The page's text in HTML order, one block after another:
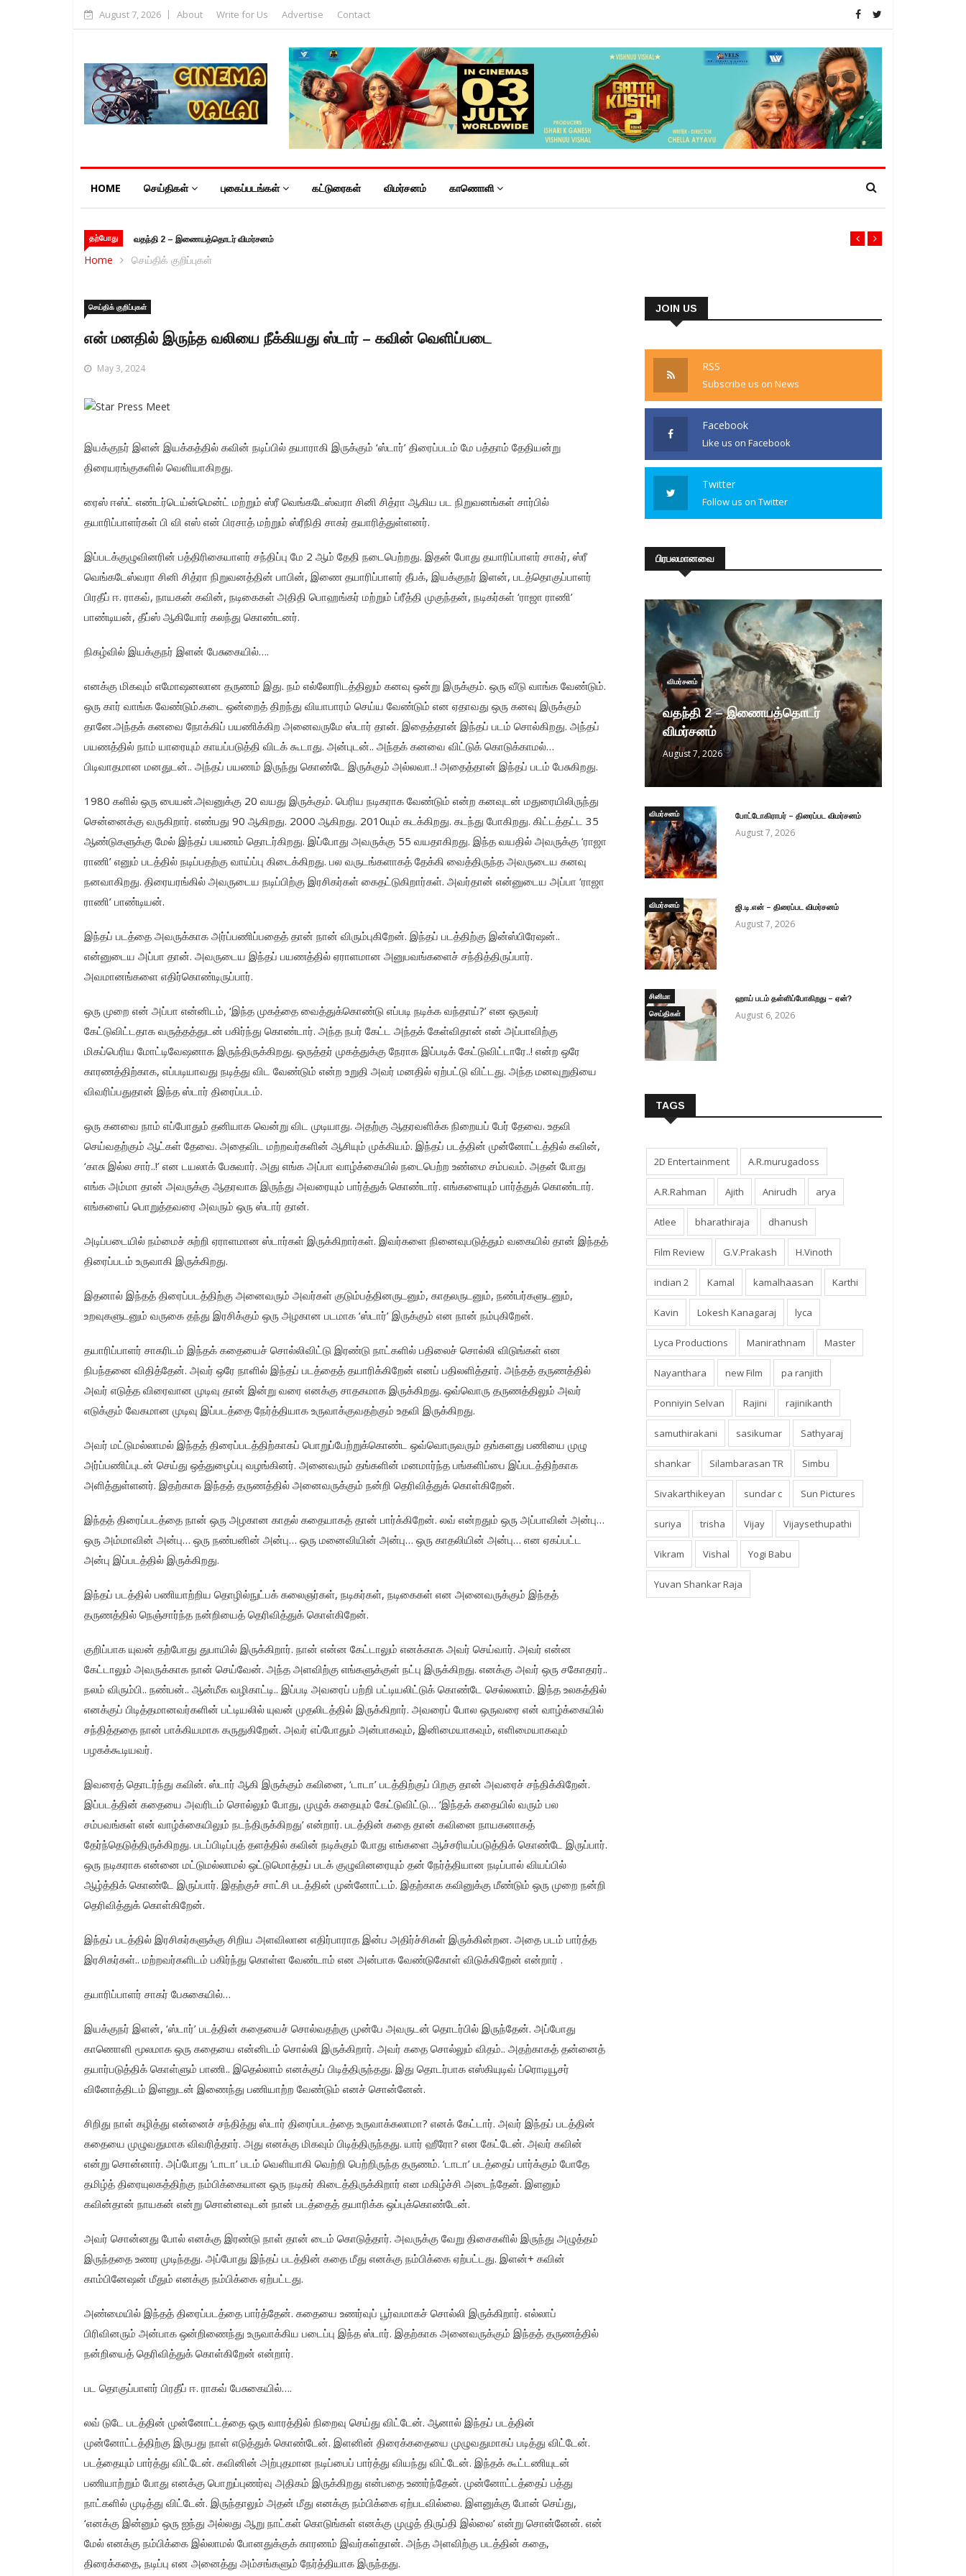
August 7, 2026 About Write for Us Advertise Contact
HOME செய்திகள் புகைப்படங்கள் கட்டுரைகள் விமர்சனம் காணொளி
தற்போது போட்டோகிராபர் – திரைப்பட விமர்சனம்
Home செய்திக் குறிப்புகள்
செய்திக் குறிப்புகள்
என் மனதில் இருந்த வலியை நீக்கியது ஸ்டார் – கவின் வெளிப்படை
May 3, 2024
இயக்குநர் இளன் இயக்கத்தில் கவின் நடிப்பில் தயாராகி இருக்கும் ‘ஸ்டார்’ திரைப்படம் மே பத்தாம் தேதியன்று
திரையரங்குகளில் வெளியாகிறது.
ரைஸ் ஈஸ்ட் எண்டர்டெய்ன்மென்ட் மற்றும் ஸ்ரீ வெங்கடேஸ்வரா சினி சித்ரா ஆகிய பட நிறுவனங்கள் சார்பில்
தயாரிப்பாளர்கள் பி வி எஸ் என் பிரசாத் மற்றும் ஸ்ரீநிதி சாகர் தயாரித்துள்ளனர்.
இப்படக்குழுவினரின் பத்திரிகையாளர் சந்திப்பு மே 2 ஆம் தேதி நடைபெற்றது. இதன் போது தயாரிப்பாளர் சாகர், ஸ்ரீ
வெங்கடேஸ்வரா சினி சித்ரா நிறுவனத்தின் பாபின், இணை தயாரிப்பாளர் தீபக், இயக்குநர் இளன், படத்தொகுப்பாளர்
பிரதீப் ஈ. ராகவ், நாயகன் கவின், நடிகைகள் அதிதி பொஹங்கர் மற்றும் ப்ரீத்தி முகுந்தன், நடிகர்கள் ‘ராஜா ராணி’
பாண்டியன், தீப்ஸ் ஆகியோர் கலந்து கொண்டனர்.
நிகழ்வில் இயக்குநர் இளன் பேசுகையில்….
எனக்கு மிகவும் எமோஷனலான தருணம் இது. நம் எல்லோரிடத்திலும் கனவு ஒன்று இருக்கும். ஒரு வீடு வாங்க வேண்டும்.
ஒரு கார் வாங்க வேண்டும்.கடை ஒன்றைத் திறந்து வியாபாரம் செய்ய வேண்டும் என ஏதாவது ஒரு கனவு இருக்கும்
தானே.அந்தக் கனவை நோக்கிப் பயணிக்கிற அனைவருமே ஸ்டார் தான். இதைத்தான் இந்தப் படம் சொல்கிறது. அந்தப்
பயணத்தில் நாம் யாரையும் காயப்படுத்தி விடக் கூடாது. அன்புடன்.. அந்தக் கனவை விட்டுக் கொடுக்காமல்…
பிடிவாதமான மனதுடன்.. அந்தப் பயணம் இருந்து கொண்டே இருக்கும் அல்லவா..! அதைத்தான் இந்தப் படம் பேசுகிறது.
1980 களில் ஒரு பையன்.அவனுக்கு 20 வயது இருக்கும். பெரிய நடிகராக வேண்டும் என்ற கனவுடன் மதுரையிலிருந்து
சென்னைக்கு வருகிறார். எண்பது 90 ஆகிறது. 2000 ஆகிறது. 2010யும் கடக்கிறது. கடந்து போகிறது. கிட்டத்தட்ட 35
ஆண்டுகளுக்கு மேல் இந்தப் பயணம் தொடர்கிறது. இப்போது அவருக்கு 55 வயதாகிறது. இந்த வயதில் அவருக்கு ‘ராஜா
ராணி’ எனும் படத்தில் நடிப்பதற்கு வாய்ப்பு கிடைக்கிறது. பல வருடங்களாகத் தேக்கி வைத்திருந்த அவருடைய கனவு
நனவாகிறது. திரையரங்கில் அவருடைய நடிப்பிற்கு இரசிகர்கள் கைதட்டுகிறார்கள். அவர்தான் என்னுடைய அப்பா ‘ராஜா
ராணி’ பாண்டியன்.
இந்தப் படத்தை அவருக்காக அர்ப்பணிப்பதைத் தான் நான் விரும்புகிறேன். இந்தப் படத்திற்கு இன்ஸ்பிரேஷன்..
என்னுடைய அப்பா தான். அவருடைய இந்தப் பயணத்தில் ஏராளமான அனுபவங்களைச் சந்தித்திருப்பார்.
அவமானங்களை எதிர்கொண்டிருப்பார்.‌
ஒரு முறை என் அப்பா என்னிடம், ‘இந்த முகத்தை வைத்துக்கொண்டு எப்படி நடிக்க வந்தாய்?’ என ஒருவர்
கேட்டுவிட்டதாக வருத்தத்துடன் பகிர்ந்து கொண்டார். அந்த நபர் கேட்ட அந்தக் கேள்விதான் என் அப்பாவிற்கு
மிகப்பெரிய மோட்டிவேஷனாக இருந்திருக்கிறது. ஒருத்தர் முகத்துக்கு நேராக இப்படிக் கேட்டுவிட்டாரே..! என்ற ஒரே
காரணத்திற்காக, எப்படியாவது நடித்து விட வேண்டும் என்ற உறுதி அவர் மனதில் ஏற்பட்டு விட்டது. அந்த மனவுறுதியை
விவரிப்பதுதான் இந்த ஸ்டார் திரைப்படம்.
ஒரு கனவை நாம் எப்போதும் தனியாக வென்று விட முடியாது. அதற்கு ஆதரவளிக்க நிறையப் பேர் தேவை. உதவி
செய்வதற்கும் ஆட்கள் தேவை. அதைவிட மற்றவர்களின் ஆசியும் முக்கியம்.‌ இந்தப் படத்தின் முன்னோட்டத்தில் கவின்,
‘காசு இல்ல சார்..!’ என டயலாக் பேசுவார். அது எங்க அப்பா வாழ்க்கையில் நடைபெற்ற உண்மை சம்பவம். அதன் போது
எங்க அம்மா தான் அவருக்கு ஆதரவாக இருந்து அவரையும் பார்த்துக் கொண்டார். எங்களையும் பார்த்துக் கொண்டார்.
எங்களைப் பொறுத்தவரை அவரும் ஒரு ஸ்டார் தான்.
அடிப்படையில் நம்மைச் சுற்றி ஏராளமான ஸ்டார்கள் இருக்கிறார்கள். இவர்களை நினைவுபடுத்தும் வகையில் தான் இந்தத்
திரைப்படம் உருவாகி இருக்கிறது.
இதனால் இந்தத் திரைப்படத்திற்கு அனைவரும் அவர்கள் குடும்பத்தினருடனும், காதலருடனும், நண்பர்களுடனும்,
உறவுகளுடனும் வருகை தந்து இரசிக்கும் ஒரு அழகான படமாக ‘ஸ்டார்’ இருக்கும் என நான் நம்புகிறேன்.
தயாரிப்பாளர் சாகரிடம் இந்தக் கதையைச் சொல்லிவிட்டு இரண்டு நாட்களில் பதிலைச் சொல்லி விடுங்கள் என
நிபந்தனை விதித்தேன். அவர் ஒரே நாளில் இந்தப் படத்தைத் தயாரிக்கிறேன் எனப் பதிலளித்தார். அந்தத் தருணத்தில்
அவர் எடுத்த விரைவான முடிவு தான் இன்று வரை எனக்கு சாதகமாக இருக்கிறது. ஒவ்வொரு தருணத்திலும் அவர்
எடுக்கும் வேகமான முடிவு இப்படத்தை நேர்த்தியாக உருவாக்குவதற்கும் உதவி இருக்கிறது.
அவர் மட்டுமல்லாமல் இந்தத் திரைப்படத்திற்காகப் பொறுப்பேற்றுக்கொண்ட ஒவ்வொருவரும் தங்களது பணியை முழு
அர்ப்பணிப்புடன் செய்து ஒத்துழைப்பு வழங்கினர்.‌ அனைவரும் தங்களின் மனமார்ந்த பங்களிப்பை இப்படத்திற்காக
அளித்துள்ளனர். இதற்காக இந்தத் தருணத்தில் அனைவருக்கும் நன்றி தெரிவித்துக் கொள்கிறேன்.
இந்தத் திரைப்படத்தை நான் ஒரு அழகான காதல் கதையாகத் தான் பார்க்கிறேன். லவ் என்றதும் ஒரு அப்பாவின் அன்பு…
ஒரு அம்மாவின் அன்பு… ஒரு நண்பனின் அன்பு… ஒரு மனைவியின் அன்பு… ஒரு காதலியின் அன்பு… என ஏகப்பட்ட
அன்பு இப்படத்தில் இருக்கிறது.
இந்தப் படத்தில் பணியாற்றிய தொழில்நுட்பக் கலைஞர்கள், நடிகர்கள், நடிகைகள் என அனைவருக்கும் இந்தத்
தருணத்தில் நெஞ்சார்ந்த நன்றியைத் தெரிவித்துக் கொள்கிறேன்.
குறிப்பாக யுவன் தற்போது துபாயில் இருக்கிறார். நான் என்ன கேட்டாலும் எனக்காக அவர் செய்வார். அவர் என்ன
கேட்டாலும் அவருக்காக நான் செய்வேன்.‌ அந்த அளவிற்கு எங்களுக்குள் நட்பு இருக்கிறது. எனக்கு அவர் ஒரு சகோதரர்..
நலம் விரும்பி.. நண்பன்.. ஆன்மீக வழிகாட்டி.. இப்படி அவரைப் பற்றி பட்டியலிட்டுக் கொண்டே செல்லலாம்.‌ இந்த உலகத்தில்
எனக்குப் பிடித்தமானவர்களின் பட்டியலில் யுவன் முதலிடத்தில் இருக்கிறார். அவரைப் போல ஒருவரை என் வாழ்க்கையில்
சந்தித்ததை நான் பாக்கியமாக கருதுகிறேன்.‌ அவர் எப்போதும் அன்பாகவும், இனிமையாகவும், எளிமையாகவும்
பழகக்கூடியவர்.‌
இவரைத் தொடர்ந்து கவின். ஸ்டார் ஆகி இருக்கும் கவினை, ‘டாடா’ படத்திற்குப் பிறகு தான் அவரைச் சந்திக்கிறேன்.
இப்படத்தின் கதையை அவரிடம் சொல்லும் போது, முழுக் கதையும் கேட்டுவிட்டு… ‘இந்தக் கதையில் வரும் பல
சம்பவங்கள் என் வாழ்க்கையிலும் நடந்திருக்கிறது’ என்றார். படத்தின் கதை தான் கவினை நாயகனாகத்
தேர்ந்தெடுத்திருக்கிறது. படப்பிடிப்புத் தளத்தில் கவின் நடிக்கும் போது எங்களை ஆச்சரியப்படுத்திக் கொண்டே இருப்பார்.
ஒரு நடிகராக என்னை மட்டுமல்லாமல் ஒட்டுமொத்தப் படக் குழுவினரையும் தன் நேர்த்தியான நடிப்பால் வியப்பில்
ஆழ்த்திக் கொண்டே இருப்பார். இதற்குச் சாட்சி படத்தின் முன்னோட்டம். இதற்காக கவினுக்கு மீண்டும் ஒரு முறை நன்றி
தெரிவித்துக் கொள்கிறேன்.‌
இந்தப் படத்தில் இரசிகர்களுக்கு சிறிய அளவிலான எதிர்பாராத இன்ப அதிர்ச்சிகள் இருக்கின்றன. அதை படம் பார்த்த
இரசிகர்கள்.. மற்றவர்களிடம் பகிர்ந்து கொள்ள வேண்டாம் என அன்பாக வேண்டுகோள் விடுக்கிறேன் என்றார் .
தயாரிப்பாளர் சாகர் பேசுகையில்…
இயக்குநர் இளன், ‘ஸ்டார்’ படத்தின் கதையைச் சொல்வதற்கு முன்பே அவருடன் தொடர்பில் இருந்தேன். அப்போது
காணொளி மூலமாக ஒரு கதையை என்னிடம் சொல்லி இருக்கிறார். அவர் கதை சொல்லும் விதம்.. அதற்காகத் தன்னைத்
தயார்படுத்திக் கொள்ளும் பாணி.. இதெல்லாம் எனக்குப் பிடித்திருந்தது. இது தொடர்பாக எஸ்கியுடிவ் ப்ரொடியூசர்
வினோத்திடம் இளனுடன் இணைந்து பணியாற்ற வேண்டும் எனச் சொன்னேன்.
சிறிது நாள் கழித்து என்னைச் சந்தித்து ஸ்டார் திரைப்படத்தை உருவாக்கலாமா? எனக் கேட்டார்.‌ அவர் இந்தப் படத்தின்
கதையை முழுவதுமாக விவரித்தார். அது எனக்கு மிகவும் பிடித்திருந்தது. யார் ஹீரோ? என கேட்டேன். அவர் கவின்
என்று சொன்னார். அப்போது ‘டாடா’ படம் வெளியாகி வெற்றி பெற்றிருந்த தருணம். ‘டாடா’ படத்தைப் பார்க்கும் போதே
தமிழ்த் திரையுலகத்திற்கு நம்பிக்கையான ஒரு நடிகர் கிடைத்திருக்கிறார் என மகிழ்ச்சி அடைந்தேன். இளனும்
கவின்தான் நாயகன் என்று சொன்னவுடன் நான் படத்தைத் தயாரிக்க ஒப்புக்கொண்டேன்.
அவர் சொன்னது போல் எனக்கு இரண்டு நாள் தான் டைம் கொடுத்தார். அவருக்கு வேறு திசைகளில் இருந்து அழுத்தம்
இருந்ததை உணர முடிந்தது. அப்போது இந்தப் படத்தின் கதை மீது எனக்கு நம்பிக்கை ஏற்பட்டது. இளன்+ கவின்
காம்பினேஷன் மீதும் எனக்கு நம்பிக்கை ஏற்பட்டது.
அண்மையில் இந்தத் திரைப்படத்தை பார்த்தேன். கதையை உணர்வுப் பூர்வமாகச் சொல்லி இருக்கிறார். எல்லாப்
பிரிவினரும் அன்பாக ஒன்றிணைந்து உருவாக்கிய படைப்பு இந்த ஸ்டார். இதற்காக அனைவருக்கும் இந்தத் தருணத்தில்
நன்றியைத் தெரிவித்துக் கொள்கிறேன் என்றார்.
பட தொகுப்பாளர் பிரதீப் ஈ. ராகவ் பேசுகையில்….
லவ் டுடே படத்தின் முன்னோட்டத்தை ஒரு வாரத்தில் நிறைவு செய்து விட்டேன். ஆனால் இந்தப் படத்தின்
முன்னோட்டத்திற்கு இருபது நாள் எடுத்துக் கொண்டேன். இளனின் திரைக்கதையை முழுவதுமாகப் படித்து விட்டேன்.
படத்தையும் பார்த்து விட்டேன். கவினின் அற்புதமான நடிப்பைப் பார்த்து வியந்து விட்டேன். இந்தக் கூட்டணியுடன்
பணியாற்றும் போது எனக்கு பொறுப்புணர்வு அதிகம் இருக்கிறது என்பதை உணர்ந்தேன். முன்னோட்டத்தைப் பத்து
நாட்களில் முடித்து விட்டேன். இருந்தாலும் அதன் மீது எனக்கு நம்பிக்கை ஏற்படவில்லை. இளனுக்கு போன் செய்து,
‘எனக்கு இன்னும் ஒரு ஐந்து அல்லது ஆறு நாட்கள் கொடுங்கள் எனக்கு முழுத் திருப்தி இல்லை’ என்று சொன்னேன். என்
மேல் எனக்கு நம்பிக்கை இல்லாமல் போனதுக்குக் காரணம் இவர்கள்தான். அந்த அளவிற்கு படத்தின் கதை,
திரைக்கதை, நடிப்பு என அனைத்து அம்சங்களும் நேர்த்தியாக இருந்தது.
JOIN US
RSS
Subscribe us on News
Facebook
Like us on Facebook
Twitter
Follow us on Twitter
பிரபலமானவை
விமர்சனம்
வதந்தி 2 – இணையத்தொடர்
விமர்சனம்
August 7, 2026
விமர்சனம் போட்டோகிராபர் – திரைப்பட விமர்சனம்
August 7, 2026
விமர்சனம் ஜி.டி.என் – திரைப்பட விமர்சனம்
August 7, 2026
சினிமா
செய்திகள்
ஹாய் படம் தள்ளிப்போகிறது – ஏன்?
August 6, 2026
TAGS
2D Entertainment A.R.murugadoss
A.R.Rahman Ajith Anirudh arya
Atlee bharathiraja dhanush
Film Review G.V.Prakash H.Vinoth
indian 2 Kamal kamalhaasan Karthi
Kavin Lokesh Kanagaraj lyca
Lyca Productions Manirathnam Master
Nayanthara new Film pa ranjith
Ponniyin Selvan Rajini rajinikanth
samuthirakani sasikumar Sathyaraj
shankar Silambarasan TR Simbu
Sivakarthikeyan sundar c Sun Pictures
suriya trisha Vijay Vijaysethupathi
Vikram Vishal Yogi Babu
Yuvan Shankar Raja